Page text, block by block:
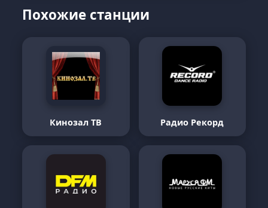
Похожие станции
Кинозал ТВ Радио Рекорд